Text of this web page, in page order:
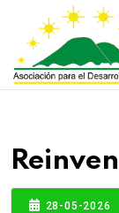
28-05-2026